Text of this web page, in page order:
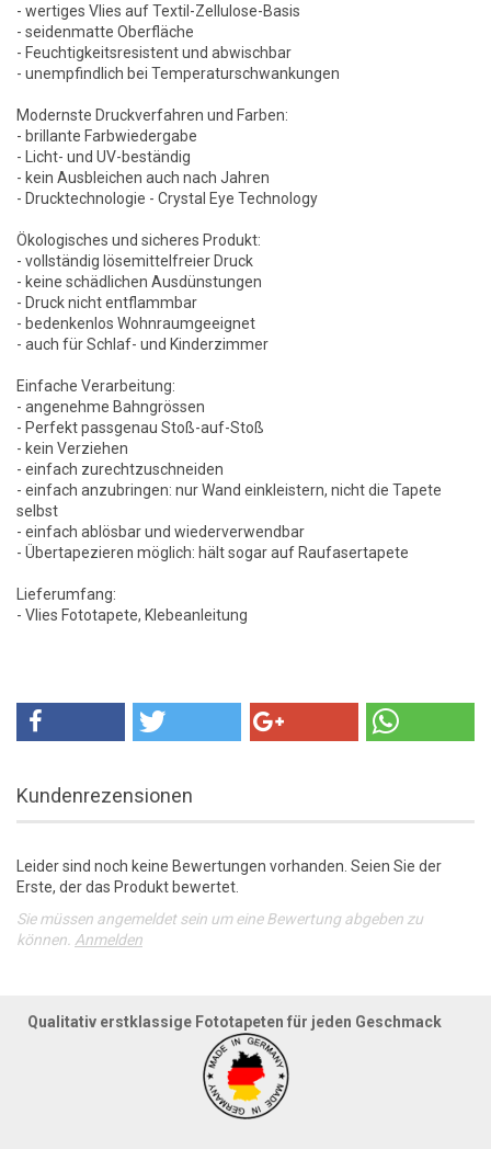
- wertiges Vlies auf Textil-Zellulose-Basis
- seidenmatte Oberfläche
- Feuchtigkeitsresistent und abwischbar
- unempfindlich bei Temperaturschwankungen
Modernste Druckverfahren und Farben:
- brillante Farbwiedergabe
- Licht- und UV-beständig
- kein Ausbleichen auch nach Jahren
- Drucktechnologie - Crystal Eye Technology
Ökologisches und sicheres Produkt:
- vollständig lösemittelfreier Druck
- keine schädlichen Ausdünstungen
- Druck nicht entflammbar
- bedenkenlos Wohnraumgeeignet
- auch für Schlaf- und Kinderzimmer
Einfache Verarbeitung:
- angenehme Bahngrössen
- Perfekt passgenau Stoß-auf-Stoß
- kein Verziehen
- einfach zurechtzuschneiden
- einfach anzubringen: nur Wand einkleistern, nicht die Tapete
selbst
- einfach ablösbar und wiederverwendbar
- Übertapezieren möglich: hält sogar auf Raufasertapete
Lieferumfang:
- Vlies Fototapete, Klebeanleitung
Kundenrezensionen
Leider sind noch keine Bewertungen vorhanden. Seien Sie der
Erste, der das Produkt bewertet.
Sie müssen angemeldet sein um eine Bewertung abgeben zu
können. Anmelden
Qualitativ erstklassige Fototapeten für jeden Geschmack